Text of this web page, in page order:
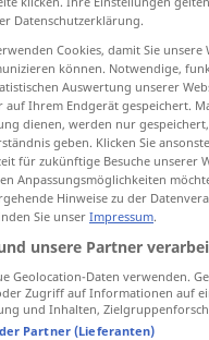
antippen)
Datenschutzerklärung.
Cookies, damit Sie
können. Notwendige,
Auswertung unserer
auf Ihrem Endgerät gespeichert.
dienen, werden nur
geben. Klicken Sie
für zukünftige Besuche unserer
Anpassungsmöglichkeiten
Hinweise zu der
Sie unser Impressum.
unsere Partner
Geolocation-Daten verwenden.
Zugriff auf Informationen auf
und Inhalten,
Partner (Lieferanten)